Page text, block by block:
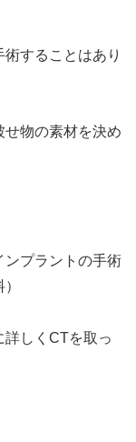
術することはあり
せ物の素材を決め
ンプラントの手術
詳しくCTを取っ